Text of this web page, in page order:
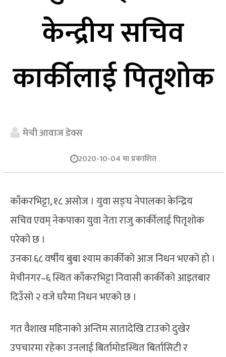
केन्द्रीय सचिव
कार्कीलाई पितृशोक
मेची आवाज डेक्स
2020-10-04 मा प्रकाशित
काँकरभिट्टा, १८ असोज । युवा सङ्घ नेपालका केन्द्रिय
सचिव एवम् नेकपाका युवा नेता राजु कार्कीलाई पितृशोक
परेको छ ।
उनका ६८ वर्षीय बुबा श्याम कार्कीको आज निधन भएको हो ।
मेचीनगर–६ स्थित काँकरभिट्टा निवासी कार्कीको आइतबार
दिउँसो २ वजे घरैमा निधन भएको छ ।
गत वैशाख महिनाको अन्तिम सातादेखि टाउको दुखेर
उपचारमा रहेका उनलाई बिर्तामोडस्थित बिर्तासिटी र